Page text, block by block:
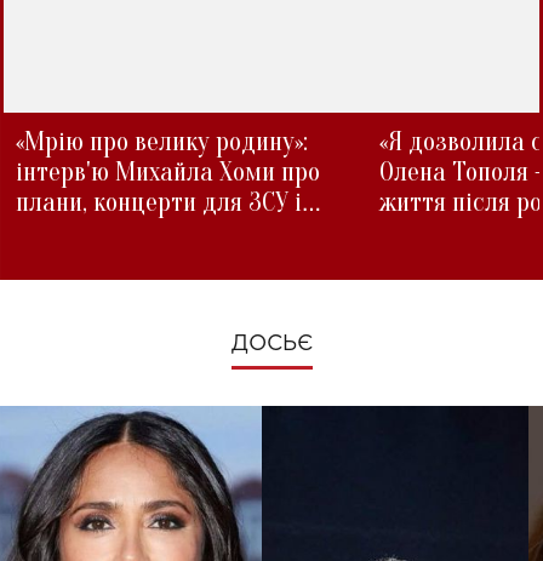
«Мрію про велику родину»:
інтерв'ю Михайла Хоми про
плани, концерти для ЗСУ і
«Я дозволила
Олена Тополя
життя після
ДОСЬЄ